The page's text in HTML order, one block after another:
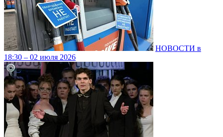
НОВОСТИ в
18:30 – 02 июля 2026